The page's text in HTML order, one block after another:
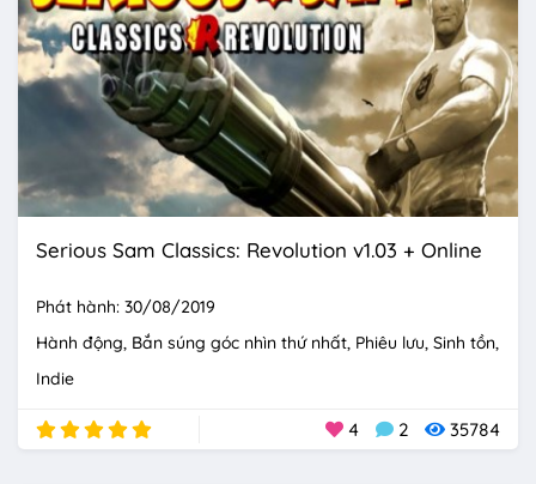
Serious Sam Classics: Revolution v1.03 + Online
Phát hành: 30/08/2019
Hành động Bắn súng góc nhìn thứ nhất Phiêu lưu Sinh tồn
Indie
4 2 35784